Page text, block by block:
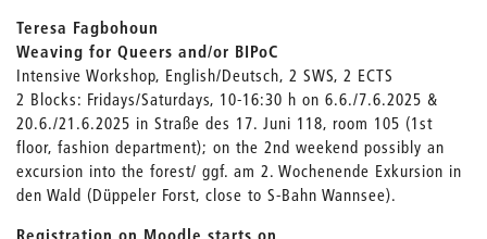
Teresa Fagbohoun
Weaving for Queers and/or BIPoC
Intensive Workshop, English/Deutsch, 2 SWS, 2 ECTS
2 Blocks: Fridays/Saturdays, 10-16:30 h on 6.6./7.6.2025 &
20.6./21.6.2025 in Straße des 17. Juni 118, room 105 (1st
floor, fashion department); on the 2nd weekend possibly an
excursion into the forest/ ggf. am 2. Wochenende Exkursion in
den Wald (Düppeler Forst, close to S-Bahn Wannsee).
Registration on Moodle starts on